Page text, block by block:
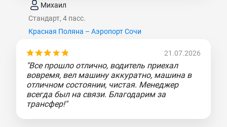
Михаил
Стандарт, 4 пасс.
Красная Поляна – Аэропорт Сочи
21.07.2026
"Все прошло отлично, водитель приехал
вовремя, вел машину аккуратно, машина в
отличном состоянии, чистая. Менеджер
всегда был на связи. Благодарим за
трансфер!"